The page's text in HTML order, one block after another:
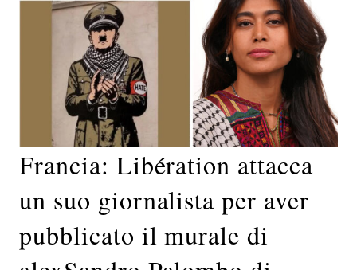
Francia: Libération attacca
un suo giornalista per aver
pubblicato il murale di